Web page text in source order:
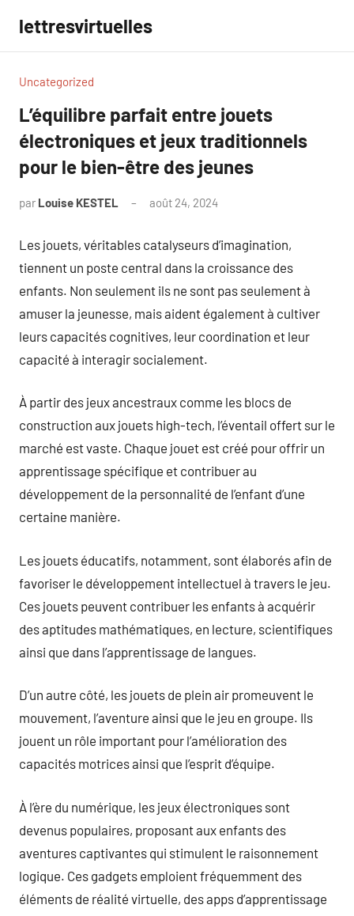
contenu
lettresvirtuelles
Uncategorized
L’équilibre parfait entre jouets
électroniques et jeux traditionnels
pour le bien-être des jeunes
par Louise KESTEL août 24, 2024
Les jouets, véritables catalyseurs d’imagination,
tiennent un poste central dans la croissance des
enfants. Non seulement ils ne sont pas seulement à
amuser la jeunesse, mais aident également à cultiver
leurs capacités cognitives, leur coordination et leur
capacité à interagir socialement.
À partir des jeux ancestraux comme les blocs de
construction aux jouets high-tech, l’éventail offert sur le
marché est vaste. Chaque jouet est créé pour offrir un
apprentissage spécifique et contribuer au
développement de la personnalité de l’enfant d’une
certaine manière.
Les jouets éducatifs, notamment, sont élaborés afin de
favoriser le développement intellectuel à travers le jeu.
Ces jouets peuvent contribuer les enfants à acquérir
des aptitudes mathématiques, en lecture, scientifiques
ainsi que dans l’apprentissage de langues.
D’un autre côté, les jouets de plein air promeuvent le
mouvement, l’aventure ainsi que le jeu en groupe. Ils
jouent un rôle important pour l’amélioration des
capacités motrices ainsi que l’esprit d’équipe.
À l’ère du numérique, les jeux électroniques sont
devenus populaires, proposant aux enfants des
aventures captivantes qui stimulent le raisonnement
logique. Ces gadgets emploient fréquemment des
éléments de réalité virtuelle, des apps d’apprentissage